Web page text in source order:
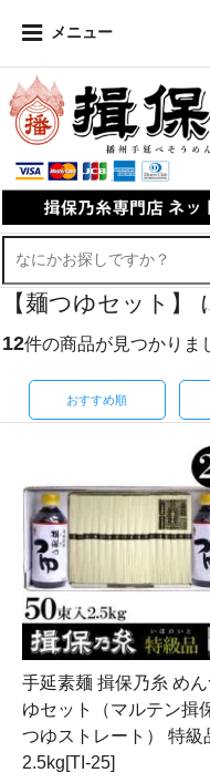
メニュー
【麺つゆセット】
12件の商品が見つかりま
おすすめ順
手延素麺 揖保乃糸 めん
ゆセット（マルテン揖
つゆストレート） 特級
2.5kg[TI-25]